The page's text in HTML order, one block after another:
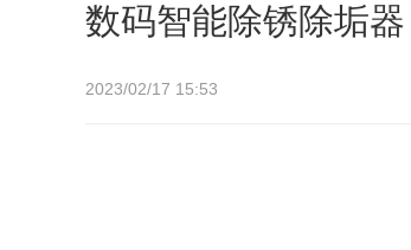
数码智能除锈除垢器
2023/02/17 15:53